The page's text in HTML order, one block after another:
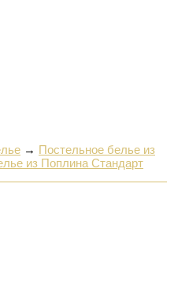
→ Постельное белье из
из Поплина Стандарт